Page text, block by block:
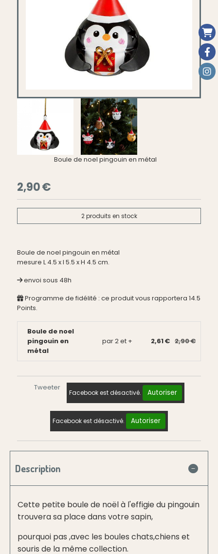
Boule de noel pingouin en métal
2,90€
2produits en stock
Boule de noel pingouin en métal
mesure L 4.5 x l 5.5 x H 4.5 cm.
envoi sous 48h
Programme de fidélité : ce produit vous rapportera 14.5
Points.
Boule de noel
pingouin en
métal
par 2 et + 2,61 € 2,90 €
Tweeter
Facebook est désactivé. Autoriser
Facebook est désactivé. Autoriser
Description
Cette petite boule de noël à l'effigie du pingouin
trouvera sa place dans votre sapin,
pourquoi pas ,avec les boules chats,chiens et
souris de la même collection.